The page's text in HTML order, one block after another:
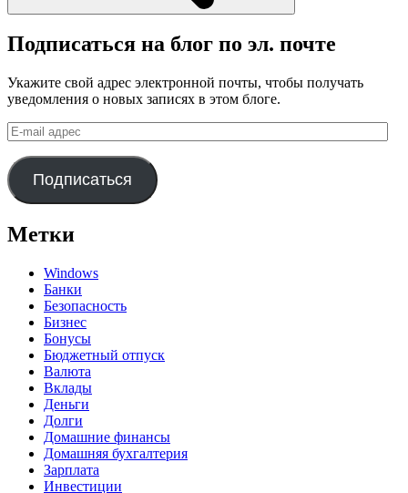
Подписаться на блог по эл. почте
Укажите свой адрес электронной почты, чтобы получать
уведомления о новых записях в этом блоге.
E-
mail
адрес
Подписаться
Метки
Windows
Банки
Безопасность
Бизнес
Бонусы
Бюджетный отпуск
Валюта
Вклады
Деньги
Долги
Домашние финансы
Домашняя бухгалтерия
Зарплата
Инвестиции